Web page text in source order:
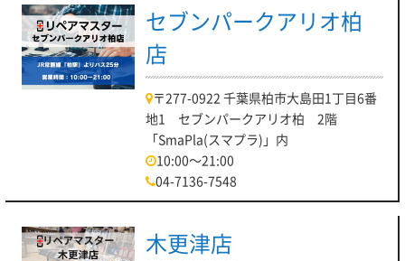
セブンパークアリオ柏
店
〒277-0922 千葉県柏市大島田1丁目6番
地1 セブンパークアリオ柏 2階
「SmaPla(スマプラ)」内
10:00～21:00
04-7136-7548
木更津店